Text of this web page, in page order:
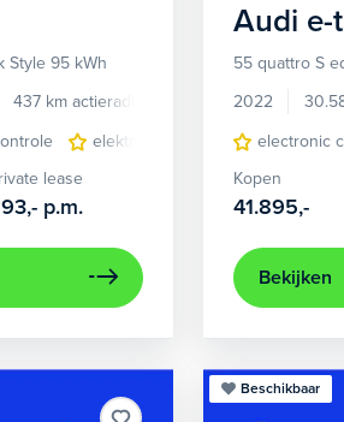
Style 95 kWh
437 km actieradius
Elektrisch
elektrisch glazen panorama-dak
lease
p.m.
Audi e-
55 quattro S
2022
electronic
Kopen
41.895,-
Bekijken
Beschikbaar